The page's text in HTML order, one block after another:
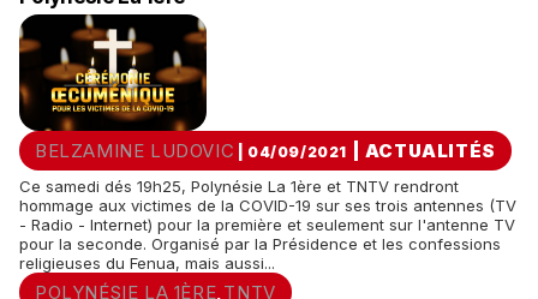
BELZAMINE LUDOVIC | 04/09/2021 ACTUALITÉS
Ce samedi dés 19h25, Polynésie La 1ère et TNTV rendront
hommage aux victimes de la COVID-19 sur ses trois antennes (TV
- Radio - Internet) pour la première et seulement sur l'antenne TV
pour la seconde. Organisé par la Présidence et les confessions
religieuses du Fenua, mais aussi...
POLYNÉSIE LA 1ÈRE, TNTV